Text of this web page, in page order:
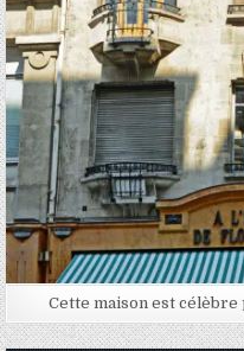
Cette maison est